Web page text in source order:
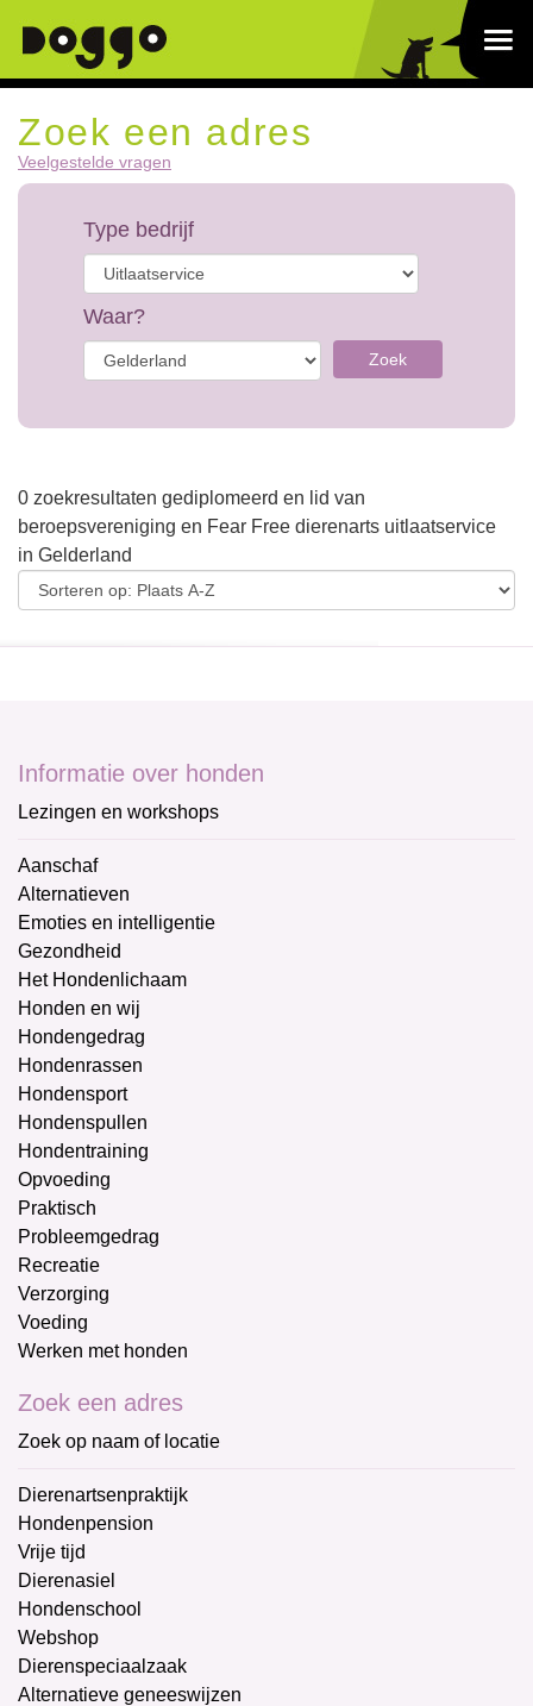
Zoek een adres
Veelgestelde vragen
Type bedrijf
Waar?
Zoek
0 zoekresultaten gediplomeerd en lid van
beroepsvereniging en Fear Free dierenarts uitlaatservice
in Gelderland
Informatie over honden
Lezingen en workshops
Aanschaf
Alternatieven
Emoties en intelligentie
Gezondheid
Het Hondenlichaam
Honden en wij
Hondengedrag
Hondenrassen
Hondensport
Hondenspullen
Hondentraining
Opvoeding
Praktisch
Probleemgedrag
Recreatie
Verzorging
Voeding
Werken met honden
Zoek een adres
Zoek op naam of locatie
Dierenartsenpraktijk
Hondenpension
Vrije tijd
Dierenasiel
Hondenschool
Webshop
Dierenspeciaalzaak
Alternatieve geneeswijzen